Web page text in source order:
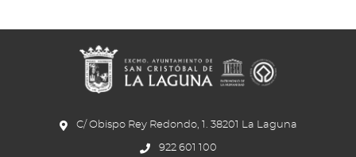
C/ Obispo Rey Redondo, 1. 38201 La Laguna
922 601 100